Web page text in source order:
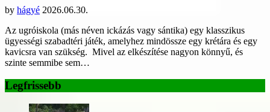
by hágyé 2026.06.30.
Az ugróiskola (más néven ickázás vagy sántika) egy klasszikus
ügyességi szabadtéri játék, amelyhez mindössze egy krétára és egy
kavicsra van szükség. Mivel az elkészítése nagyon könnyű, és
szinte semmibe sem…
Legfrissebb